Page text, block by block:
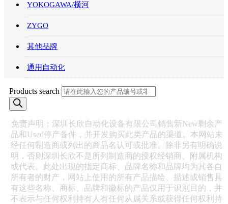
YOKOGAWA/横河
ZYGO
其他品牌
通用自动化
Products search
免责声明：深圳长欣自动化设备有限公司销售新New剩余产
品和Used停产备件，并开发购买此类产品的渠道。本网站未
经任何制造商或列出的商品名认可或批准。除非另有明确说
明，否则深圳长欣不是所列制造商的授权经销商、附属机构
或代表。此处出现的指定商标、品牌名称和品牌均为其各自
所有者的财产，网站上使用的所有产品描绘、描述或销售具
有这些名称、商标、品牌和徽标的产品仅用于识别目的，并
不表示与任何权利持有人有任何从属关系或获得任何权利持